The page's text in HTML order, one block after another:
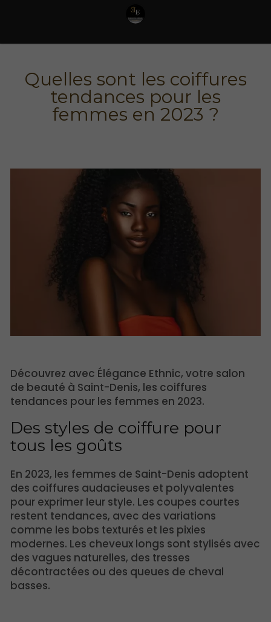
Quelles sont les coiffures
tendances pour les
femmes en 2023 ?
Découvrez avec Élégance Ethnic, votre salon
de beauté à Saint-Denis, les coiffures
tendances pour les femmes en 2023.
Des styles de coiffure pour
tous les goûts
En 2023, les femmes de Saint-Denis adoptent
des coiffures audacieuses et polyvalentes
pour exprimer leur style. Les coupes courtes
restent tendances, avec des variations
comme les bobs texturés et les pixies
modernes. Les cheveux longs sont stylisés avec
des vagues naturelles, des tresses
décontractées ou des queues de cheval
basses.